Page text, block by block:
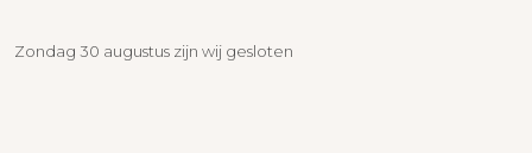
Zondag 30 augustus zijn wij gesloten